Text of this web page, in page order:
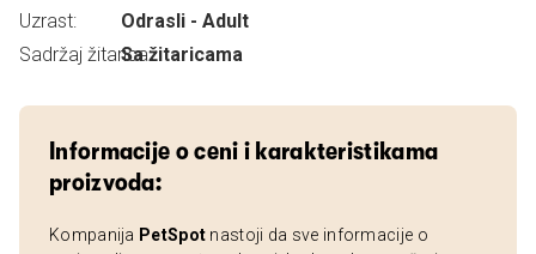
Uzrast:
Odrasli - Adult
Sadržaj žitarica:Sa žitaricama
Informacije o ceni i karakteristikama
proizvoda:
Kompanija PetSpot nastoji da sve informacije o